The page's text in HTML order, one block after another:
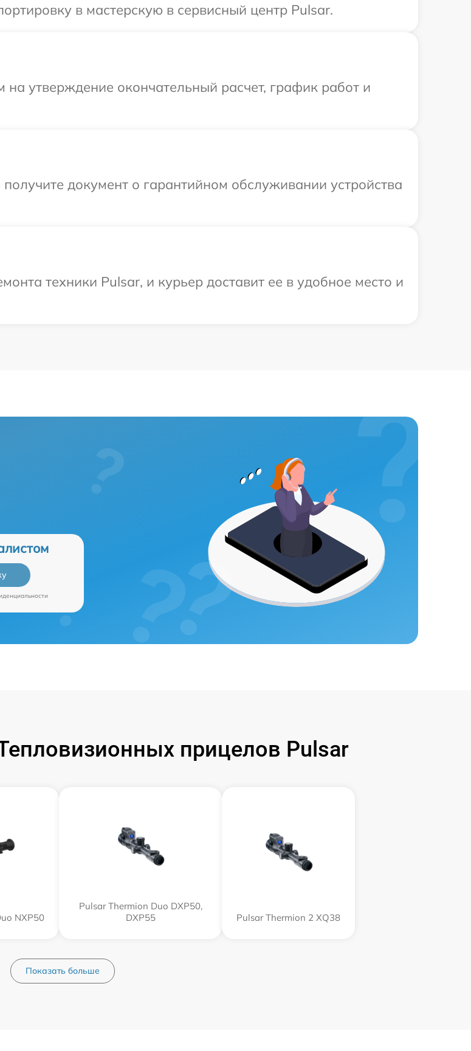
в мастерскую в сервисный центр Pulsar.
утверждение окончательный расчет, график работ и
документ о гарантийном обслуживании устройства
техники Pulsar, и курьер доставит ее в удобное место и
прицелов Pulsar
NXP50
Pulsar Thermion Duo DXP50,
DXP55
Pulsar Thermion 2 XQ38
Показать больше